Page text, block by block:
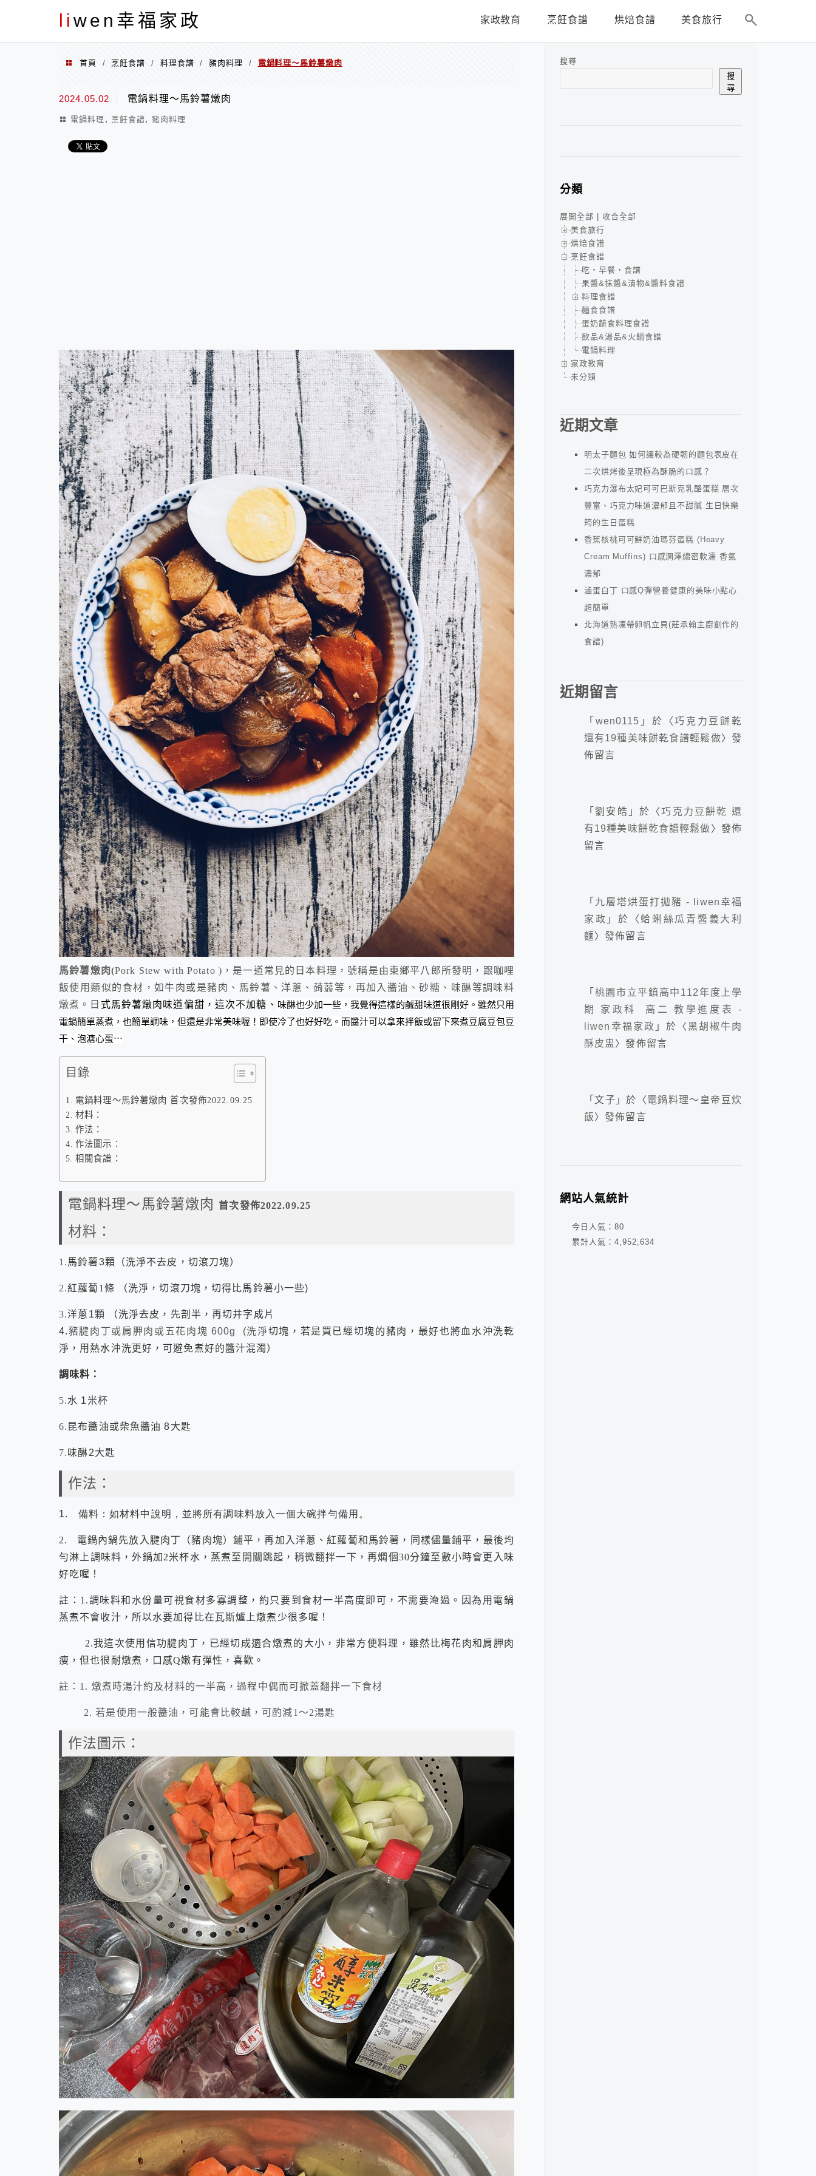
li wen幸福家政
menu
家政教育 烹飪食譜 烘焙食譜 美食旅行
首頁 / 烹飪食譜 / 料理食譜 / 豬肉料理 / 電鍋料理～馬鈴薯燉肉
2024.05.02 電鍋料理～馬鈴薯燉肉
電鍋料理 , 烹飪食譜, 豬肉料理
馬鈴薯燉肉(Pork Stew with Potato )，是一道常見的日本料理，號稱是由東鄉平八郎所發明，跟咖哩
飯使用類似的食材，如牛肉或是豬肉、馬鈴薯、洋蔥、蒟蒻等，再加入醬油、砂糖、味醂等調味料
燉煮。日 式馬鈴薯燉肉味道偏甜，這次不加糖、 味醂也少加一些，我覺得這樣的鹹甜味道很剛好。雖然只用
電鍋簡單蒸煮，也簡單調味，但還是非常美味喔！即使冷了也好好吃。而醬汁可以拿來拌飯或留下來煮豆腐豆包豆
干、泡溏心蛋⋯
目錄
電鍋料理～馬鈴薯燉肉 首次發佈2022.09.25
材料：
作法：
作法圖示：
相關食譜：
電鍋料理～馬鈴薯燉肉 首次發佈2022.09.25
材料：
1. 馬鈴薯3顆（洗淨不去皮，切滾刀塊）
2.紅蘿蔔1條 （洗淨，切滾刀塊 ，切得比馬鈴薯小一些)
3.洋蔥 1顆 （洗淨去皮，先剖半，再切井字成片
4.豬腱肉丁或肩胛肉或五花肉塊 600g (洗淨切塊，若是買已經切塊的豬肉，最好也將血水沖洗乾
淨，用熱水沖洗更好，可避免煮好的醬汁混濁）
調味料：
5.水 1米杯
6. 昆布醬油或柴魚醬油8大匙
7. 味醂2大匙
作法：
1. 備料：如材料中說明，並將所有調味料放入一個大碗拌勻備用。
2. 電鍋內鍋先放入腱肉丁（豬肉塊）鋪平，再加入洋蔥、紅蘿蔔和馬鈴薯，同樣儘量鋪平，最後均
勻淋上調味料，外鍋加2米杯水，蒸煮至開關跳起，稍微翻拌一下，再燜個30分鐘至數小時會更入味
好吃喔！
註：1.調味料和水份量可視食材多寡調整，約只要到食材一半高度即可，不需要淹過。因為用電鍋
蒸煮不會收汁，所以水要加得比在瓦斯爐上燉煮少很多喔！
2.我這次使用信功腱肉丁，已經切成適合燉煮的大小，非常方便料理，雖然比梅花肉和肩胛肉
瘦，但也很耐燉煮，口感Q嫩有彈性，喜歡。
註：1. 燉煮時湯汁約及材料的一半高，過程中偶而可掀蓋翻拌一下食材
2. 若是使用一般醬油，可能會比較鹹，可酌減1～2湯匙
作法圖示：
搜尋
搜
尋
分類
展開全部
收合全部
美食旅行
烘焙食譜
烹飪食譜
吃‧早餐‧食譜
果醬&抹醬&漬物&醬料食譜
料理食譜
麵食食譜
蛋奶蔬食料理食譜
飲品&湯品&火鍋食譜
電鍋料理
家政教育
未分類
近期文章
明太子麵包 如何讓較為硬韌的麵包表皮在
二次烘烤後呈現極為酥脆的口感？
巧克力瀑布太妃可可巴斯克乳酪蛋糕 層次
豐富、巧克力味道濃郁且不甜膩 生日快樂
筠的生日蛋糕
香蕉核桃可可鮮奶油瑪芬蛋糕 (Heavy
Cream Muffins) 口感潤澤綿密軟濡 香氣
濃郁
滷蛋白丁 口感Q彈營養健康的美味小點心
超簡單
北海道熟凍帶卵帆立貝(莊承翰主廚創作的
食譜)
近期留言
「 wen0115 」於〈巧克力豆餅乾
還有19種美味餅乾食譜輕鬆做〉發
佈留言
「劉安皓 」於〈巧克力豆餅乾 還
有19種美味餅乾食譜輕鬆做〉發佈
留言
「 九層塔烘蛋打拋豬 - liwen幸福
家政 」於〈 蛤蜊絲瓜青醬義大利
麵〉發佈留言
「 桃園市立平鎮高中112年度上學
期 家政科 高二 教學進度表 -
liwen幸福家政 」於〈 黑胡椒牛肉
酥皮盅 〉發佈留言
「文子 」於〈電鍋料理～皇帝豆炊
飯〉發佈留言
網站人氣統計
今日人氣： 80
累計人氣： 4,952,634